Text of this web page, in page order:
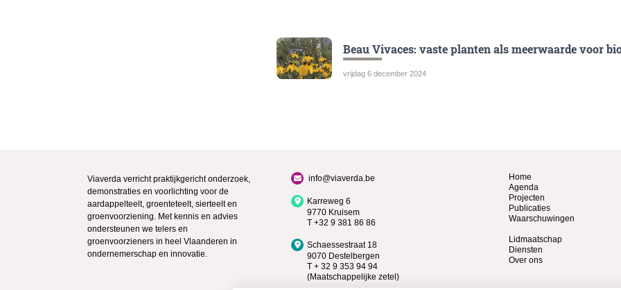
Beau Vivaces: vaste planten als meerwaarde voor
vrijdag 6 december 2024
Viaverda verricht praktijkgericht onderzoek,
demonstraties en voorlichting voor de
aardappelteelt, groenteteelt, sierteelt en
groenvoorziening. Met kennis en advies
ondersteunen we telers en
groenvoorzieners in heel Vlaanderen in
ondernemerschap en innovatie.
info@viaverda.be
Karreweg 6
9770 Kruisem
T +32 9 381 86 86
Schaessestraat 18
9070 Destelbergen
T + 32 9 353 94 94
(Maatschappelijke zetel)
Home
Agenda
Projecten
Publicaties
Waarschuwingen
Lidmaatschap
Diensten
Over ons